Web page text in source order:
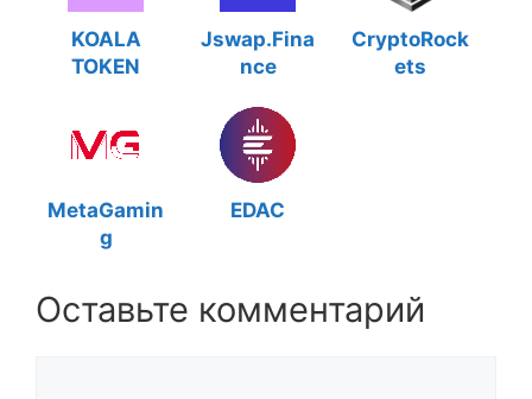
KOALA
TOKEN
Jswap.Fina
nce
CryptoRock
ets
MetaGamin
g
EDAC
Оставьте комментарий